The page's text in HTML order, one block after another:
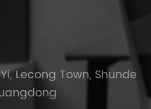
Lecong Town, Shunde